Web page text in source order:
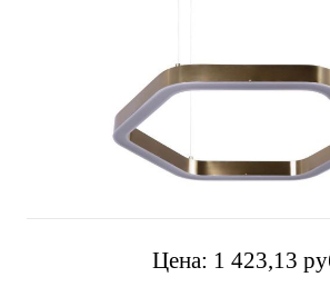
Цена: 1 423,13